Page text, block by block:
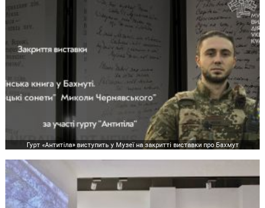
Гурт «Антитіла» виступить у Музеї на закритті виставки про Бахмут